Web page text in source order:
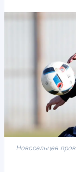
Новосельцев